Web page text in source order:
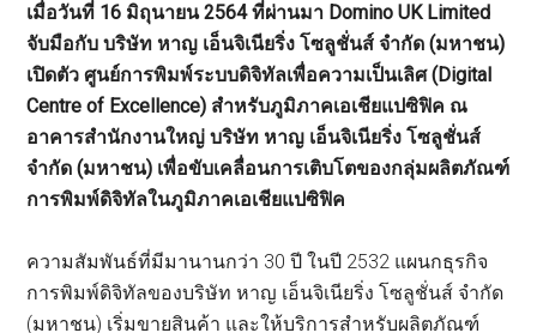
เมื่อวันที่ 16 มิถุนายน 2564 ที่ผ่านมา Domino UK Limited
จับมือกับ บริษัท หาญ เอ็นจิเนียริ่ง โซลูชั่นส์ จำกัด (มหาชน)
เปิดตัว ศูนย์การพิมพ์ระบบดิจิทัลเพื่อความเป็นเลิศ (Digital
Centre of Excellence) สำหรับภูมิภาคเอเชียแปซิฟิค ณ
อาคารสำนักงานใหญ่ บริษัท หาญ เอ็นจิเนียริ่ง โซลูชั่นส์
จำกัด (มหาชน) เพื่อขับเคลื่อนการเติบโตของกลุ่มผลิตภัณฑ์
การพิมพ์ดิจิทัลในภูมิภาคเอเชียแปซิฟิค
ความสัมพันธ์ที่มีมานานกว่า 30 ปี ในปี 2532 แผนกธุรกิจ
การพิมพ์ดิจิทัลของบริษัท หาญ เอ็นจิเนียริ่ง โซลูชั่นส์ จำกัด
(มหาชน) เริ่มขายสินค้า และให้บริการสำหรับผลิตภัณฑ์